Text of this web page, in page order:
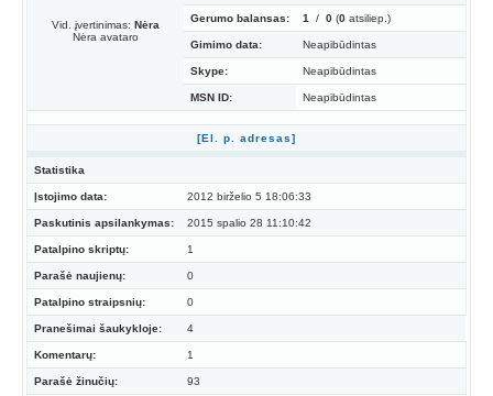
Vid. įvertinimas: Nėra
Nėra avataro
Gerumo balansas: 1 / 0 (0 atsiliep.)
Gimimo data: Neapibūdintas
Skype: Neapibūdintas
MSN ID: Neapibūdintas
[El. p. adresas]
Statistika
Įstojimo data: 2012 birželio 5 18:06:33
Paskutinis apsilankymas: 2015 spalio 28 11:10:42
Patalpino skriptų: 1
Parašė naujienų: 0
Patalpino straipsnių: 0
Pranešimai šaukykloje: 4
Komentarų: 1
Parašė žinučių: 93